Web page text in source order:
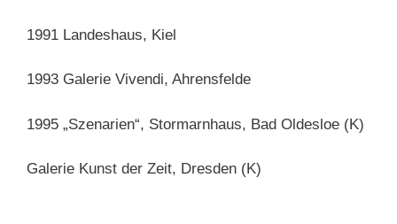
1991 Landeshaus, Kiel
1993 Galerie Vivendi, Ahrensfelde
1995 „Szenarien“, Stormarnhaus, Bad Oldesloe (K)
Galerie Kunst der Zeit, Dresden (K)